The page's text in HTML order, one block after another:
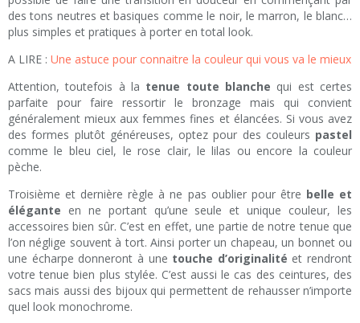
des tons neutres et basiques comme le noir, le marron, le blanc…
plus simples et pratiques à porter en total look.
A LIRE : Une astuce pour connaitre la couleur qui vous va le mieux
Attention, toutefois à la tenue toute blanche qui est certes
parfaite pour faire ressortir le bronzage mais qui convient
généralement mieux aux femmes fines et élancées. Si vous avez
des formes plutôt généreuses, optez pour des couleurs pastel
comme le bleu ciel, le rose clair, le lilas ou encore la couleur
pèche.
Troisième et dernière règle à ne pas oublier pour être belle et
élégante en ne portant qu’une seule et unique couleur, les
accessoires bien sûr. C’est en effet, une partie de notre tenue que
l’on néglige souvent à tort. Ainsi porter un chapeau, un bonnet ou
une écharpe donneront à une touche d’originalité et rendront
votre tenue bien plus stylée. C’est aussi le cas des ceintures, des
sacs mais aussi des bijoux qui permettent de rehausser n’importe
quel look monochrome.